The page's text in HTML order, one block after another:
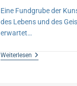
Eine Fundgrube der
des Lebens und des
erwartet…
WeiterlesenAtelier